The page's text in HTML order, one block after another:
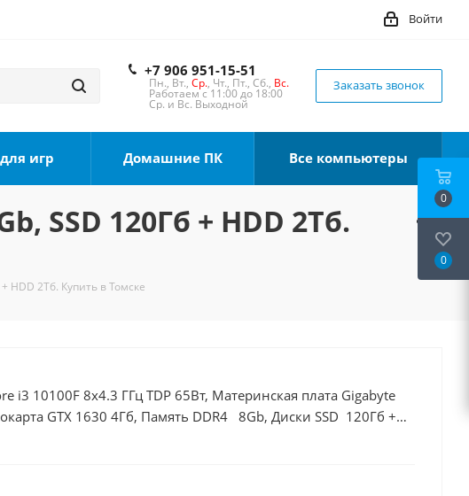
Войти
+7 906 951-15-51
Пн., Вт., Ср., Чт., Пт., Сб., Вс.
Работаем с 11:00 до 18:00
Ср. и Вс. Выходной
Заказать звонок
игр Домашние ПК Все компьютеры
SSD 120Гб + HDD 2Тб.
HDD 2Тб. Купить в Томске
i3 10100F 8x4.3 ГГц TDP 65Вт, Материнская плата Gigabyte
GTX 1630 4Гб, Память DDR4 8Gb, Диски SSD 120Гб +
0
0